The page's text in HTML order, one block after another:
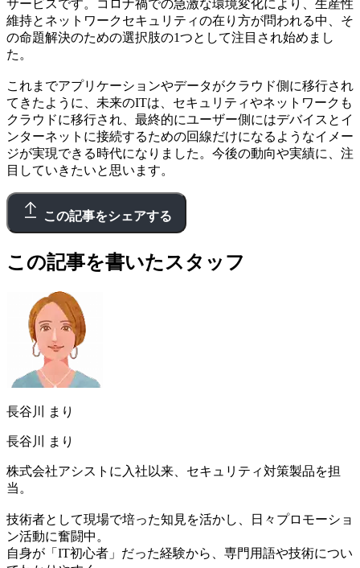
サービスです。コロナ禍での急激な環境変化により、生産性
維持とネットワークセキュリティの在り方が問われる中、そ
の命題解決のための選択肢の1つとして注目され始めまし
た。
これまでアプリケーションやデータがクラウド側に移行され
てきたように、未来のITは、セキュリティやネットワークも
クラウドに移行され、最終的にユーザー側にはデバイスとイ
ンターネットに接続するための回線だけになるようなイメー
ジが実現できる時代になりました。今後の動向や実績に、注
目していきたいと思います。
この記事をシェアする
この記事を書いたスタッフ
長谷川 まり
長谷川 まり
株式会社アシストに入社以来、セキュリティ対策製品を担
当。
技術者として現場で培った知見を活かし、日々プロモーショ
ン活動に奮闘中。
自身が「IT初心者」だった経験から、専門用語や技術につい